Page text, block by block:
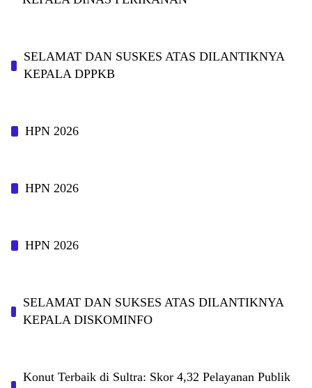
SELAMAT DAN SUSKES ATAS DILANTIKNYA
KEPALA DPPKB
HPN 2026
HPN 2026
HPN 2026
SELAMAT DAN SUKSES ATAS DILANTIKNYA
KEPALA DISKOMINFO
Konut Terbaik di Sultra: Skor 4,32 Pelayanan Publik